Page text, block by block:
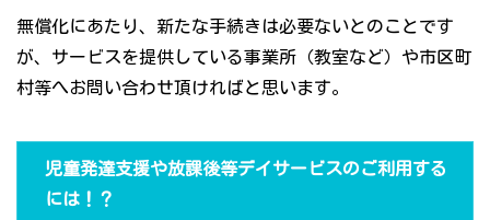
無償化にあたり、新たな手続きは必要ないとのことです
が、サービスを提供している事業所（教室など）や市区町
村等へお問い合わせ頂ければと思います。
児童発達支援や放課後等デイサービスのご利用する
には！？